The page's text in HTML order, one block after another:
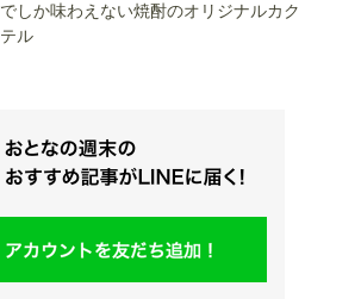
でしか味わえない焼酎のオリジナルカク
テル